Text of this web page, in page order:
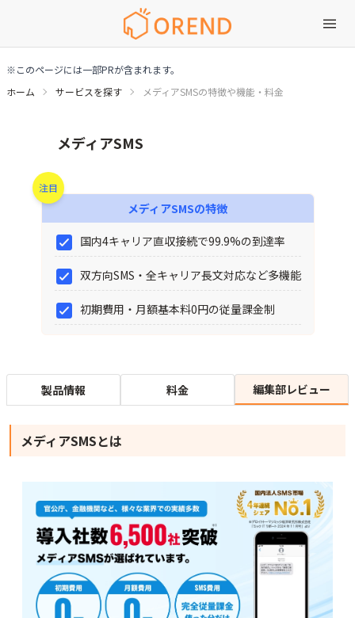
※このページには一部PRが含まれます。
ホーム
サービスを探す メディアSMSの特徴や機能・料金
メディアSMS
注目
メディアSMSの特徴
国内4キャリア直収接続で99.9%の到達率
双方向SMS・全キャリア長文対応など多機能
初期費用・月額基本料0円の従量課金制
製品情報 料金 編集部レビュー
メディアSMSとは